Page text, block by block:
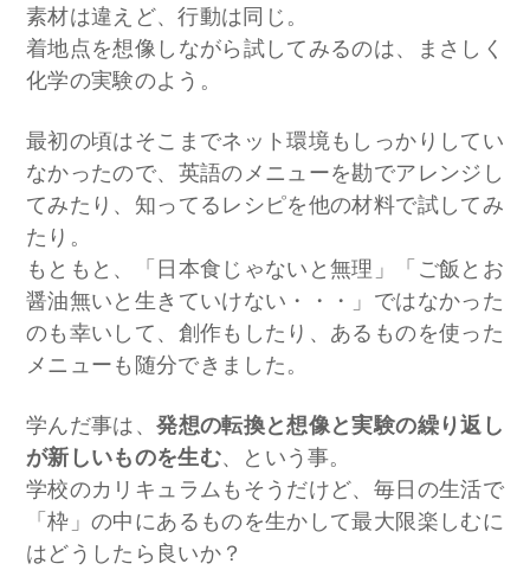
素材は違えど、行動は同じ。
着地点を想像しながら試してみるのは、まさしく
化学の実験のよう。
最初の頃はそこまでネット環境もしっかりしてい
なかったので、英語のメニューを勘でアレンジし
てみたり、知ってるレシピを他の材料で試してみ
たり。
もともと、「日本食じゃないと無理」「ご飯とお
醤油無いと生きていけない・・・」ではなかった
のも幸いして、創作もしたり、あるものを使った
メニューも随分できました。
学んだ事は、発想の転換と想像と実験の繰り返し
が新しいものを生む、という事。
学校のカリキュラムもそうだけど、毎日の生活で
「枠」の中にあるものを生かして最大限楽しむに
はどうしたら良いか？